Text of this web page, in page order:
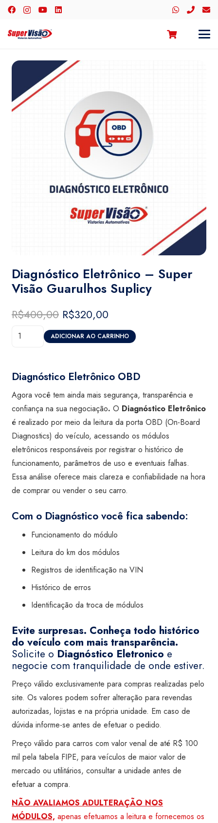
Diagnóstico Eletrônico – Super
Visão Guarulhos Suplicy
R$400,00 O
preço
original
R$320,00
preço
atual
Diagnóstico
Super
Guarulhos
Suplicy
quantidade
ADICIONAR AO CARRINHO
Diagnóstico Eletrônico OBD
Agora você tem ainda mais segurança, transparência e
confiança na sua negociação. O Diagnóstico Eletrônico
é realizado por meio da leitura da porta OBD (On-Board
Diagnostics) do veículo, acessando os módulos
eletrônicos responsáveis por registrar o histórico de
funcionamento, parâmetros de uso e eventuais falhas.
Essa análise oferece mais clareza e confiabilidade na hora
de comprar ou vender o seu carro.
Com o Diagnóstico você fica sabendo:
Funcionamento do módulo
Leitura do km dos módulos
Registros de identificação na VIN
Histórico de erros
Identificação da troca de módulos
Evite surpresas. Conheça todo histórico
do veículo com mais transparência.
Solicite o Diagnóstico Eletronico e
negocie com tranquilidade de onde estiver.
Preço válido exclusivamente para compras realizadas pelo
site. Os valores podem sofrer alteração para revendas
autorizadas, lojistas e na própria unidade. Em caso de
dúvida informe-se antes de efetuar o pedido.
Preço válido para carros com valor venal de até R$ 100
mil pela tabela FIPE, para veículos de maior valor de
mercado ou utilitários, consultar a unidade antes de
efetuar a compra.
NÃO AVALIAMOS ADULTERAÇÃO NOS
MÓDULOS, apenas efetuamos a leitura e fornecemos os